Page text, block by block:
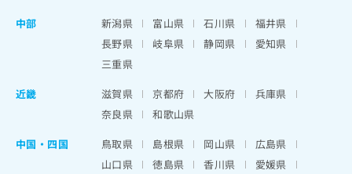
中部
新潟県 富山県 石川県
福井県
長野県
岐阜県 静岡県
愛知県
三重県
近畿
滋賀県 京都府 大阪府
兵庫県
奈良県
和歌山県
中国・四国
鳥取県 島根県 岡山県
広島県
山口県
徳島県 香川県
愛媛県